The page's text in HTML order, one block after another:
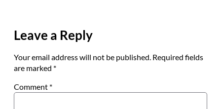
Leave a Reply
Your email address will not be published. Required fields
are marked *
Comment *